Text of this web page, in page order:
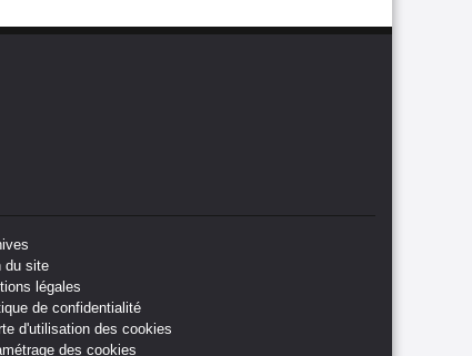
du site
légales
de confidentialité
d'utilisation des cookies
des cookies